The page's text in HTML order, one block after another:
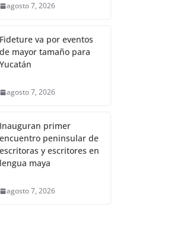
agosto 7, 2026
Fideture va por eventos
de mayor tamaño para
Yucatán
agosto 7, 2026
Inauguran primer
encuentro peninsular de
escritoras y escritores en
lengua maya
agosto 7, 2026